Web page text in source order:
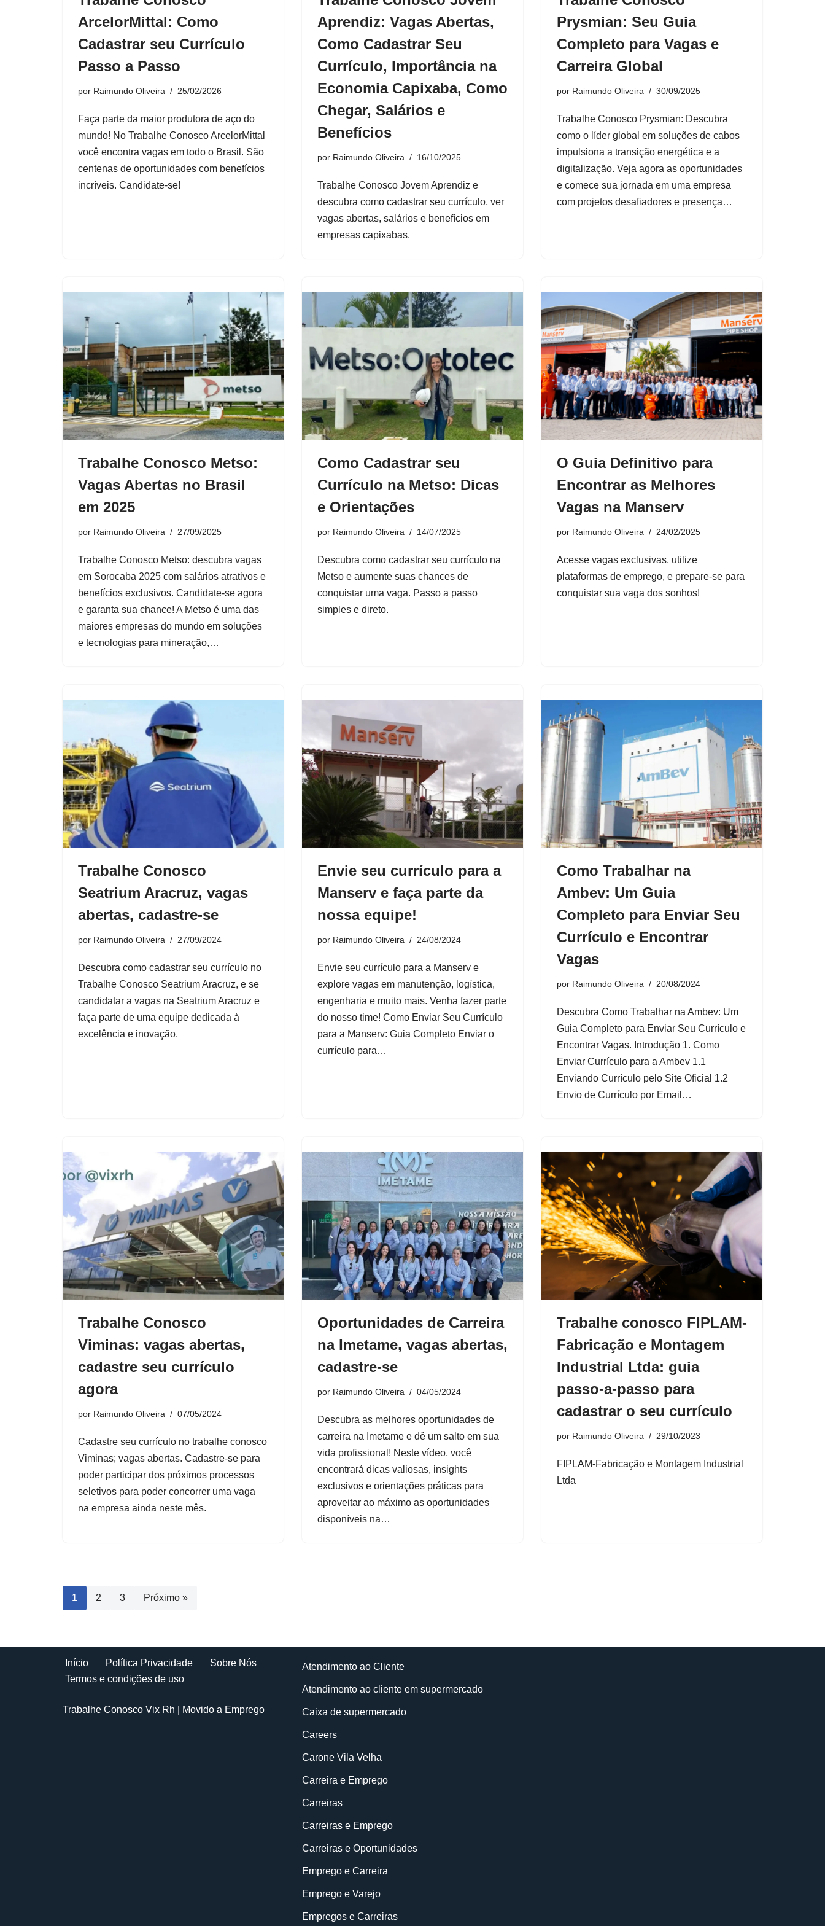
ArcelorMittal: Como
Cadastrar seu Currículo
Passo a Passo
por Raimundo Oliveira 25/02/2026
Faça parte da maior produtora de aço do
mundo! No Trabalhe Conosco ArcelorMittal
você encontra vagas em todo o Brasil. São
centenas de oportunidades com benefícios
incríveis. Candidate-se!
Aprendiz: Vagas Abertas,
Como Cadastrar Seu
Currículo, Importância na
Economia Capixaba, Como
Chegar, Salários e
Benefícios
por Raimundo Oliveira 16/10/2025
Trabalhe Conosco Jovem Aprendiz e
descubra como cadastrar seu currículo, ver
vagas abertas, salários e benefícios em
empresas capixabas.
Prysmian: Seu Guia
Completo para Vagas e
Carreira Global
por Raimundo Oliveira 30/09/2025
Trabalhe Conosco Prysmian: Descubra
como o líder global em soluções de cabos
impulsiona a transição energética e a
digitalização. Veja agora as oportunidades
e comece sua jornada em uma empresa
com projetos desafiadores e presença…
Trabalhe Conosco Metso:
Vagas Abertas no Brasil
em 2025
por Raimundo Oliveira 27/09/2025
Trabalhe Conosco Metso: descubra vagas
em Sorocaba 2025 com salários atrativos e
benefícios exclusivos. Candidate-se agora
e garanta sua chance! A Metso é uma das
maiores empresas do mundo em soluções
e tecnologias para mineração,…
Como Cadastrar seu
Currículo na Metso: Dicas
e Orientações
por Raimundo Oliveira 14/07/2025
Descubra como cadastrar seu currículo na
Metso e aumente suas chances de
conquistar uma vaga. Passo a passo
simples e direto.
O Guia Definitivo para
Encontrar as Melhores
Vagas na Manserv
por Raimundo Oliveira 24/02/2025
Acesse vagas exclusivas, utilize
plataformas de emprego, e prepare-se para
conquistar sua vaga dos sonhos!
Trabalhe Conosco
Seatrium Aracruz, vagas
abertas, cadastre-se
por Raimundo Oliveira 27/09/2024
Descubra como cadastrar seu currículo no
Trabalhe Conosco Seatrium Aracruz, e se
candidatar a vagas na Seatrium Aracruz e
faça parte de uma equipe dedicada à
excelência e inovação.
Envie seu currículo para a
Manserv e faça parte da
nossa equipe!
por Raimundo Oliveira 24/08/2024
Envie seu currículo para a Manserv e
explore vagas em manutenção, logística,
engenharia e muito mais. Venha fazer parte
do nosso time! Como Enviar Seu Currículo
para a Manserv: Guia Completo Enviar o
currículo para…
Como Trabalhar na
Ambev: Um Guia
Completo para Enviar Seu
Currículo e Encontrar
Vagas
por Raimundo Oliveira 20/08/2024
Descubra Como Trabalhar na Ambev: Um
Guia Completo para Enviar Seu Currículo e
Encontrar Vagas. Introdução 1. Como
Enviar Currículo para a Ambev 1.1
Enviando Currículo pelo Site Oficial 1.2
Envio de Currículo por Email…
Trabalhe Conosco
Viminas: vagas abertas,
cadastre seu currículo
agora
por Raimundo Oliveira 07/05/2024
Cadastre seu currículo no trabalhe conosco
Viminas; vagas abertas. Cadastre-se para
poder participar dos próximos processos
seletivos para poder concorrer uma vaga
na empresa ainda neste mês.
Oportunidades de Carreira
na Imetame, vagas abertas,
cadastre-se
por Raimundo Oliveira 04/05/2024
Descubra as melhores oportunidades de
carreira na Imetame e dê um salto em sua
vida profissional! Neste vídeo, você
encontrará dicas valiosas, insights
exclusivos e orientações práticas para
aproveitar ao máximo as oportunidades
disponíveis na…
Trabalhe conosco FIPLAM-
Fabricação e Montagem
Industrial Ltda: guia
passo-a-passo para
cadastrar o seu currículo
por Raimundo Oliveira 29/10/2023
FIPLAM-Fabricação e Montagem Industrial
Ltda
1 2 3 Próximo »
Início Política Privacidade
Sobre Nós
Termos e condições de uso
Trabalhe Conosco Vix Rh | Movido a Emprego
Atendimento ao Cliente
Atendimento ao cliente em supermercado
Caixa de supermercado
Careers
Carone Vila Velha
Carreira e Emprego
Carreiras
Carreiras e Emprego
Carreiras e Oportunidades
Emprego e Carreira
Emprego e Varejo
Empregos e Carreiras